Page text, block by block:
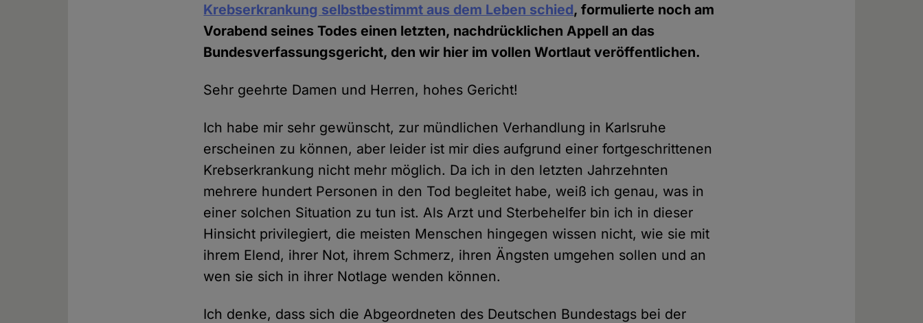
Krebserkrankung selbstbestimmt aus dem Leben schied, formulierte noch am
Vorabend seines Todes einen letzten, nachdrücklichen Appell an das
Bundesverfassungsgericht, den wir hier im vollen Wortlaut veröffentlichen.
Sehr geehrte Damen und Herren, hohes Gericht!
Ich habe mir sehr gewünscht, zur mündlichen Verhandlung in Karlsruhe
erscheinen zu können, aber leider ist mir dies aufgrund einer fortgeschrittenen
Krebserkrankung nicht mehr möglich. Da ich in den letzten Jahrzehnten
mehrere hundert Personen in den Tod begleitet habe, weiß ich genau, was in
einer solchen Situation zu tun ist. Als Arzt und Sterbehelfer bin ich in dieser
Hinsicht privilegiert, die meisten Menschen hingegen wissen nicht, wie sie mit
ihrem Elend, ihrer Not, ihrem Schmerz, ihren Ängsten umgehen sollen und an
wen sie sich in ihrer Notlage wenden können.
Ich denke, dass sich die Abgeordneten des Deutschen Bundestags bei der